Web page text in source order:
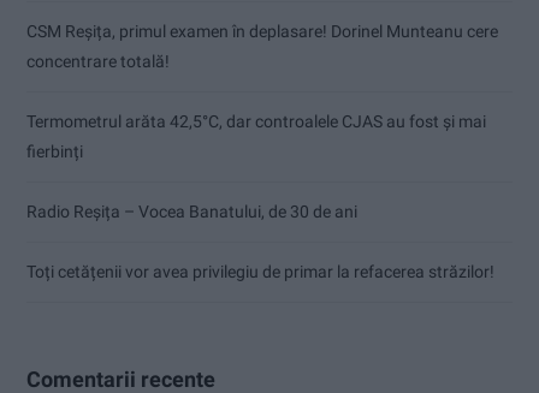
CSM Reșița, primul examen în deplasare! Dorinel Munteanu cere
concentrare totală!
Termometrul arăta 42,5°C, dar controalele CJAS au fost și mai
fierbinți
Radio Reșița – Vocea Banatului, de 30 de ani
Toți cetățenii vor avea privilegiu de primar la refacerea străzilor!
Comentarii recente